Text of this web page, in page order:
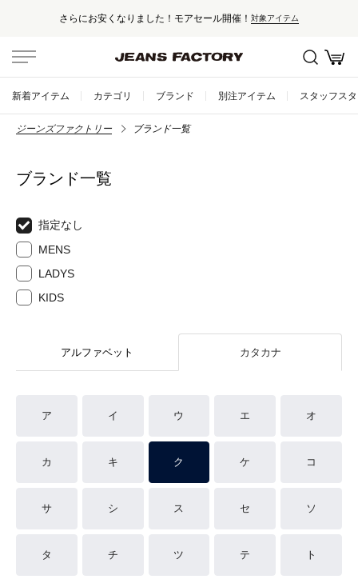
さらにお安くなりました！モアセール開催！ 対象アイテム
新着アイテム カテゴリ ブランド 別注アイテム スタッフス
ジーンズファクトリー ブランド一覧
ブランド一覧
指定なし
MENS
LADYS
KIDS
アルファベット カタカナ
ア イ ウ エ オ
カ キ ク ケ コ
サ シ ス セ ソ
タ チ ツ テ ト